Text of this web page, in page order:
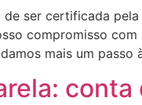
de ser certificada
compromisso
mais um passo